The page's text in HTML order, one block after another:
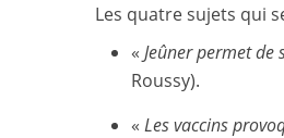
Les quatre sujets qui
« Jeûner permet de
Roussy).
« Les vaccins